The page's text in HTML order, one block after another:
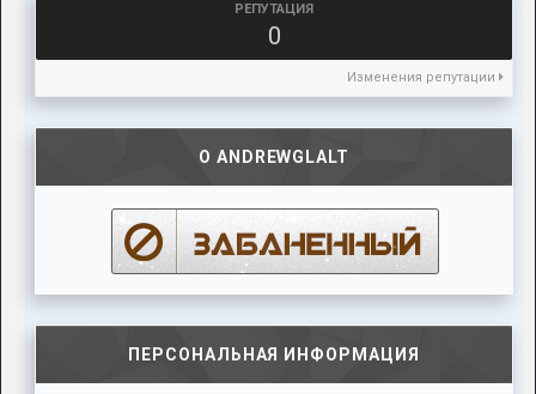
РЕПУТАЦИЯ
0
Изменения репутации
О ANDREWGLALT
ПЕРСОНАЛЬНАЯ ИНФОРМАЦИЯ